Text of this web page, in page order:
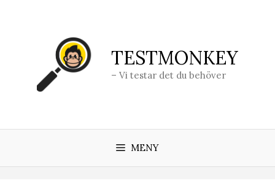
TESTMONKEY
– Vi testar det du behöver
MENY